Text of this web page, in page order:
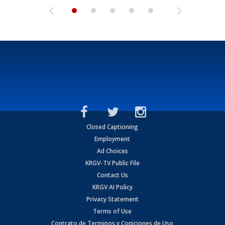
Closed Captioning
Employment
Ad Choices
KRGV-TV Public File
Contact Us
KRGV AI Policy
Privacy Statement
Terms of Use